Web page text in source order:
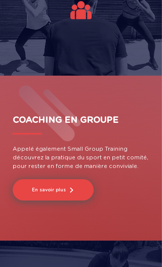
COACHING EN GROUPE
Appelé également Small Group Training
découvrez la pratique du sport en petit comité,
pour rester en forme de manière conviviale.
En savoir plus